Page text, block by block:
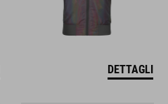
DETTAGLI